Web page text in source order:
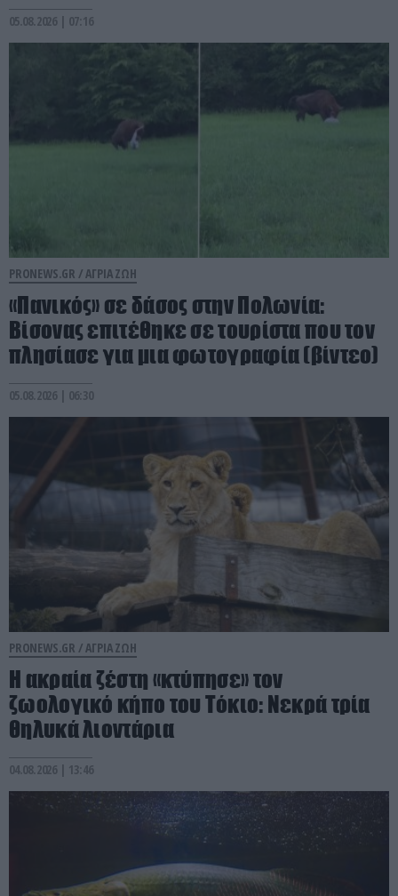
05.08.2026 | 07:16
PRONEWS.GR / ΑΓΡΙΑ ΖΩΗ
«Πανικός» σε δάσος στην Πολωνία:
Βίσονας επιτέθηκε σε τουρίστα που τον
πλησίασε για μια φωτογραφία (βίντεο)
05.08.2026 | 06:30
PRONEWS.GR / ΑΓΡΙΑ ΖΩΗ
Η ακραία ζέστη «κτύπησε» τον
ζωολογικό κήπο του Τόκιο: Νεκρά τρία
θηλυκά λιοντάρια
04.08.2026 | 13:46